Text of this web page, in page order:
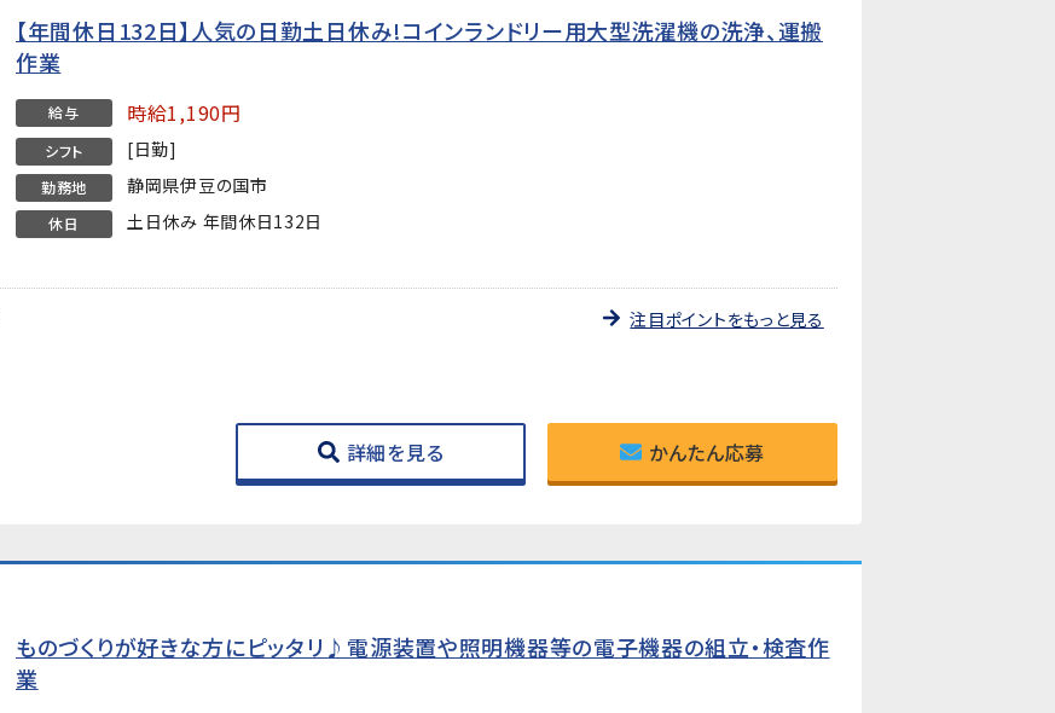
【年間休日132日】人気の日勤土日休み!コインランドリー用大型洗濯機の洗浄、運搬
作業
給与 時給1,190円
シフト [日勤]
勤務地 静岡県伊豆の国市
休日 土日休み 年間休日132日
注目ポイントをもっと見る
詳細を見る かんたん応募
ものづくりが好きな方にピッタリ♪電源装置や照明機器等の電子機器の組立・検査作
業